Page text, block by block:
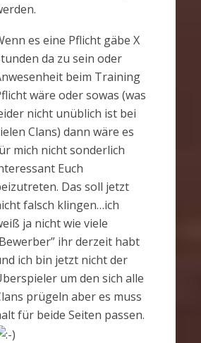
es eine Pflicht gäbe X
da zu sein oder
beim Training
wäre oder sowas (was
nicht unüblich ist bei
Clans) dann wäre es
mich nicht sonderlich
Euch
Das soll jetzt
falsch klingen…ich
ja nicht wie viele
ihr derzeit habt
ich bin jetzt nicht der
um den sich alle
prügeln aber es muss
für beide Seiten passen.